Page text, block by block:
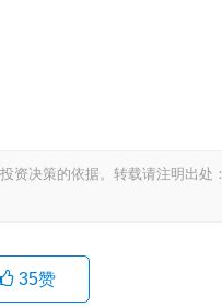
资决策的依据。转载请注明出处：
35赞